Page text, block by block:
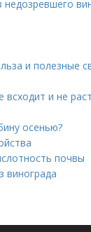
и полезные
и не
осенью?
почвы
винограда